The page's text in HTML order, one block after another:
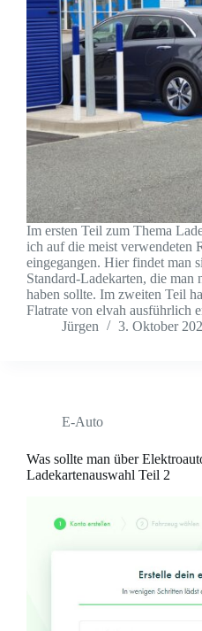
Im ersten Teil zum Thema
ich auf die meist verwendeten
eingegangen. Hier findet man
Standard-Ladekarten, die man
haben sollte. Im zweiten Teil
Flatrate von elvah ausführlich
Jürgen
3. Oktober
E-Auto
Was sollte man über
Ladekartenauswahl Teil 2